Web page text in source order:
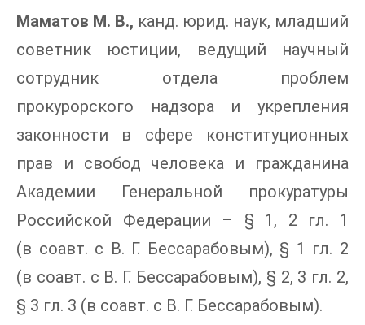
Маматов М. В., канд. юрид. наук, младший
советник юстиции, ведущий научный
сотрудник отдела проблем
прокурорского надзора и укрепления
законности в сфере конституционных
прав и свобод человека и гражданина
Академии Генеральной прокуратуры
Российской Федерации – § 1, 2 гл. 1
(в соавт. с В. Г. Бессарабовым), § 1 гл. 2
(в соавт. с В. Г. Бессарабовым), § 2, 3 гл. 2,
§ 3 гл. 3 (в соавт. с В. Г. Бессарабовым).